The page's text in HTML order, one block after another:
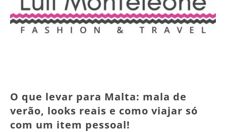
O que levar para Malta: mala de
verão, looks reais e como viajar só
com um item pessoal!